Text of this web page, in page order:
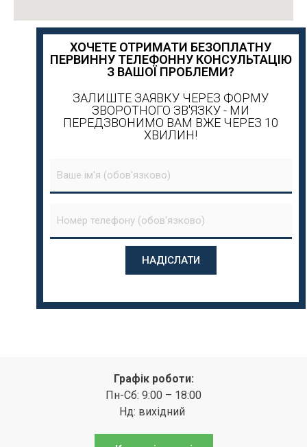
ХОЧЕТЕ ОТРИМАТИ БЕЗОПЛАТНУ
ПЕРВИННУ ТЕЛЕФОННУ КОНСУЛЬТАЦІЮ
З ВАШОЇ ПРОБЛЕМИ?
ЗАЛИШТЕ ЗАЯВКУ ЧЕРЕЗ ФОРМУ
ЗВОРОТНОГО ЗВ'ЯЗКУ - МИ
ПЕРЕДЗВОНИМО ВАМ ВЖЕ ЧЕРЕЗ 10
ХВИЛИН!
Графік роботи:
Пн-Сб: 9:00 – 18:00
Нд: вихідний